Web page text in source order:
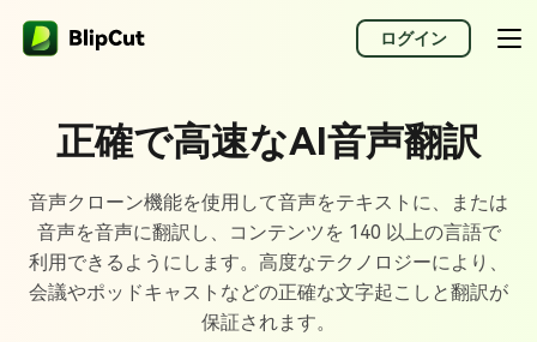
ログイン
正確で高速なAI音声翻訳
音声クローン機能を使用して音声をテキストに、または
音声を音声に翻訳し、コンテンツを 140 以上の言語で
利用できるようにします。高度なテクノロジーにより、
会議やポッドキャストなどの正確な文字起こしと翻訳が
保証されます。